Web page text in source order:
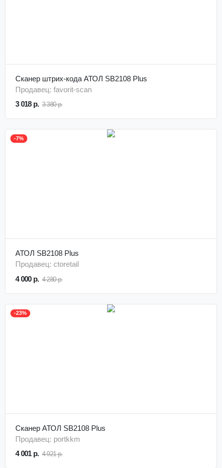
Сканер штрих-кода АТОЛ SB2108 Plus
Продавец: favorit-scan
3 018 р. 3 380 р.
-7%
АТОЛ SB2108 Plus
Продавец: ctoretail
4 000 р. 4 280 р.
-23%
Сканер АТОЛ SB2108 Plus
Продавец: portkkm
4 001 р. 4 921 р.